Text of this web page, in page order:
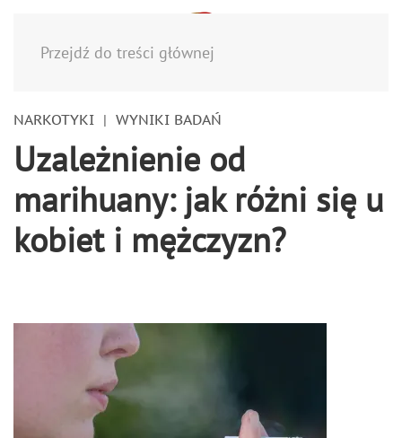
Przejdź do treści głównej
NARKOTYKI WYNIKI BADAŃ
Uzależnienie od
marihuany: jak różni się u
kobiet i mężczyzn?